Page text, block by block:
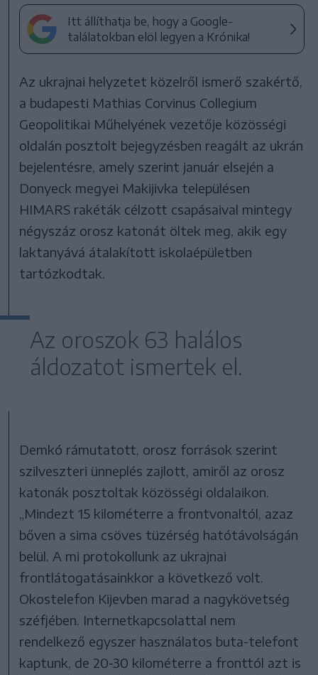
Itt állíthatja be, hogy a Google-
találatokban elöl legyen a Krónika!
Az ukrajnai helyzetet közelről ismerő szakértő,
a budapesti Mathias Corvinus Collegium
Geopolitikai Műhelyének vezetője közösségi
oldalán posztolt bejegyzésben reagált az ukrán
bejelentésre, amely szerint január elsején a
Donyeck megyei Makijivka településen
HIMARS rakéták célzott csapásaival mintegy
négyszáz orosz katonát öltek meg, akik egy
laktanyává átalakított iskolaépületben
tartózkodtak.
Az oroszok 63 halálos
áldozatot ismertek el.
Demkó rámutatott, orosz források szerint
szilveszteri ünneplés zajlott, amiről az orosz
katonák posztoltak közösségi oldalaikon.
„Mindezt 15 kilométerre a frontvonaltól, azaz
bőven a sima csöves tüzérség hatótávolságán
belül. A mi protokollunk az ukrajnai
frontlátogatásainkkor a következő volt.
Okostelefon Kijevben marad a nagykövetség
széfjében. Internetkapcsolattal nem
rendelkező egyszer használatos buta-telefont
kaptunk, de 20-30 kilométerre a fronttól azt is